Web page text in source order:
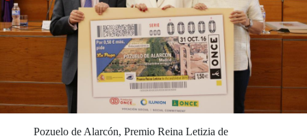
Pozuelo de Alarcón, Premio Reina Letizia de